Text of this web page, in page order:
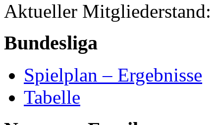
Aktueller
Bundesliga
Spielplan – Ergebnisse
Tabelle